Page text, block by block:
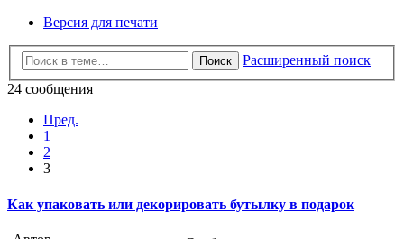
Версия для печати
Поиск
Расширенный поиск
24 сообщения
Пред.
1
2
3
Как упаковать или декорировать бутылку в подарок